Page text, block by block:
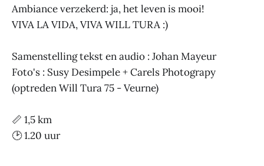
Ambiance verzekerd: ja, het leven is mooi!
VIVA LA VIDA, VIVA WILL TURA :)
Samenstelling tekst en audio : Johan Mayeur
Foto's : Susy Desimpele + Carels Photograpy
(optreden Will Tura 75 - Veurne)
📏 1,5 km
🕑 1.20 uur